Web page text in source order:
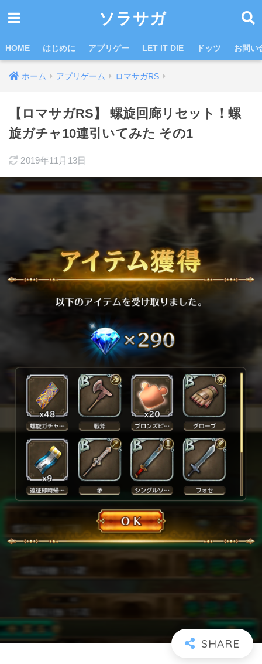
ソラサガ
HOME はじめに アプリゲー LET IT DIE ドッツ お問い
ホーム アプリゲーム ロマサガRS
【ロマサガRS】 螺旋回廊リセット！螺
旋ガチャ10連引いてみた その1
2019年11月13日